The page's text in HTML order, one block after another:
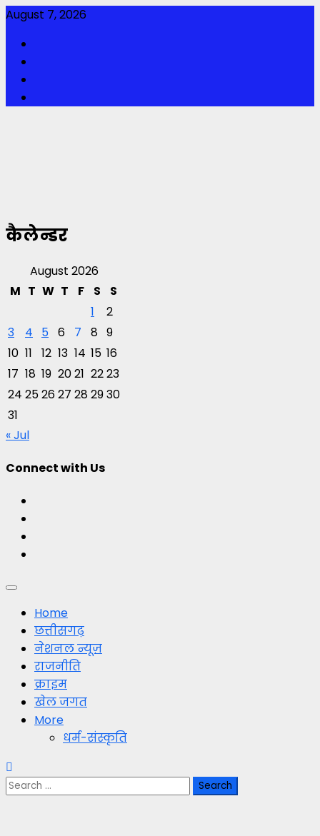
Skip
content
August 7, 2026
कैलेन्डर
August 2026
M T W T F S
S
1
2
3
4 5 6 7 8 9
10 11 12 13 14 15 16
17 18 19 2021 2223
24 252627 282930
31
« Jul
Connect with Us
Primary
MenuHome
छत्तीसगढ़
नेशनल न्यूज़
राजनीति
क्राइम
खेल जगत
More
धर्म-संस्कृति
Search